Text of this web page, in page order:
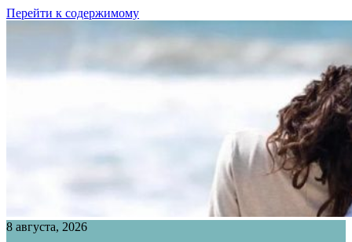
Перейти к содержимому
8 августа, 2026